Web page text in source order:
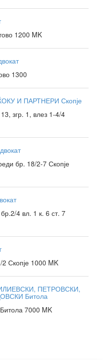
1200 MK
1300
И ПАРТНЕРИ Скопје
згр. 1, влез 1-4/4
бр. 18/2-7 Скопје
4 вл. 1 к. 6 ст. 7
Скопје 1000 MK
ИЛИЕВСКИ, ПЕТРОВСКИ,
Битола
7000 MK